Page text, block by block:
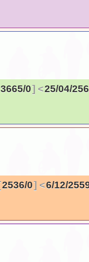
3665/0 25/04/
2536/0 6/12/